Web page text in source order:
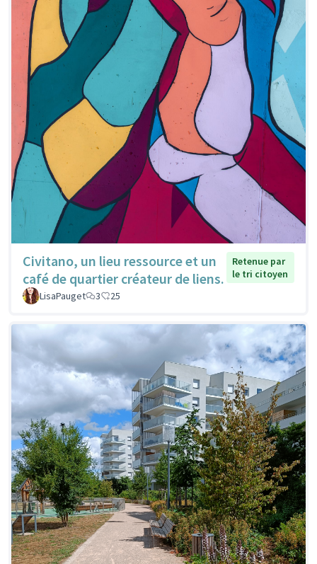
Civitano, un lieu ressource et un
café de quartier créateur de liens.
Retenue par
le tri citoyen
LisaPauget
3 25